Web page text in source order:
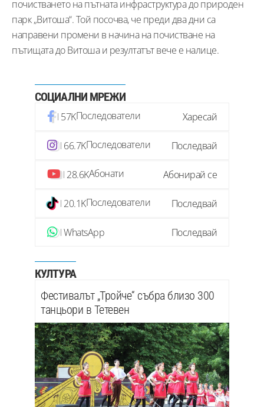
почистването на пътната инфраструктура до природен
парк „Витоша“. Той посочва, че преди два дни са
направени промени в начина на почистване на
пътищата до Витоша и резултатът вече е налице.
СОЦИАЛНИ МРЕЖИ
57KПоследователи Харесай
66.7KПоследователи Последвай
28.6KАбонати Абонирай се
20.1KПоследователи Последвай
WhatsApp Последвай
КУЛТУРА
Фестивалът „Тройче“ събра близо 300
танцьори в Тетевен